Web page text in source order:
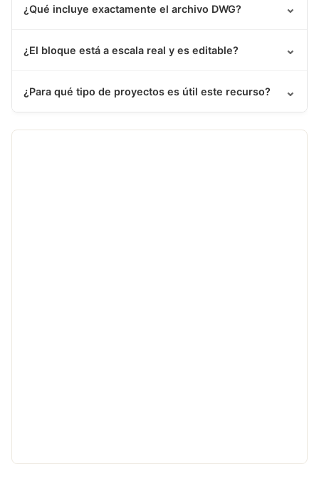
¿Qué incluye exactamente el archivo DWG? ⌄
¿El bloque está a escala real y es editable? ⌄
¿Para qué tipo de proyectos es útil este recurso? ⌄